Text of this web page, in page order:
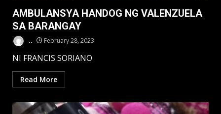
AMBULANSYA HANDOG NG VALENZUELA
SA BARANGAY
.. February 28, 2023
NI FRANCIS SORIANO
Read More